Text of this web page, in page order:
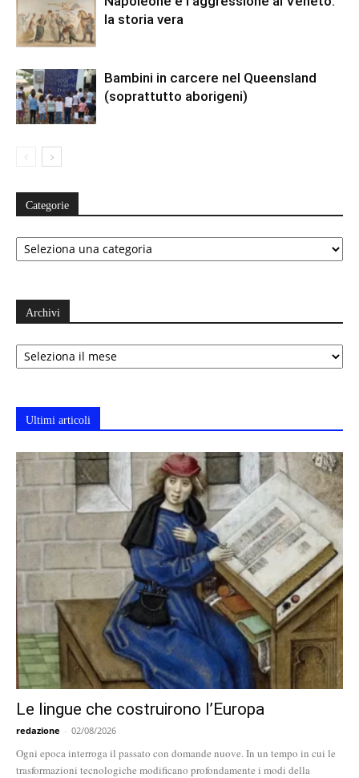
la storia vera
Bambini in carcere nel Queensland
(soprattutto aborigeni)
Categorie
Categorie
Archivi
Archivi
Ultimi articoli
Le lingue che costruirono l’Europa
redazione - 02/08/2026
Ogni epoca interroga il passato con domande nuove. In un tempo in cui le
trasformazioni tecnologiche modificano profondamente i modi della